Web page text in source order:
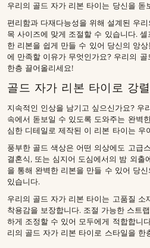
우리의 골드 자가 리본 타이는 당신을 돋
편리함과 다재다능성을 위해 설계된 우
목 사이즈에 맞게 조절할 수 있습니다.
한 리본을 쉽게 만들 수 있어 당신의 앙
에 만족할 이유가 무엇인가요? 우리의
한층 끌어올리세요!
골드 자가 리본 타이로 강
지속적인 인상을 남기고 싶으신가요? 우
속에서 돋보일 수 있도록 도와주는 완벽
심한 디테일로 제작된 이 리본 타이는 우
풍부한 골드 색상은 어떤 의상에도 고급
결혼식, 또는 심지어 도심에서의 밤 외출
을 통해 완벽한 리본을 만들 수 있어 당
있습니다.
우리의 골드 자가 리본 타이는 고품질 소
착용감을 보장합니다. 조절 가능한 스트
하게 조정할 수 있어 모두에게 적합합니
리의 골드 자가 리본 타이로 스타일을 한